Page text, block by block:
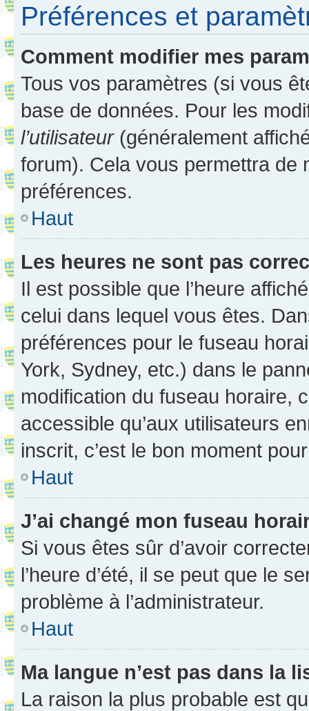
Préférences et
Comment modifier mes
Tous vos paramètres (si vous
base de données. Pour les
l’utilisateur(généralement
forum). Cela vous permettra de
préférences.
Haut
Les heures ne sont pas
Il est possible que l’heure
celui dans lequel vous êtes.
préférences pour le fuseau
York, Sydney, etc.) dans le
modification du fuseau horaire,
accessible qu’aux utilisateurs
inscrit, c’est le bon moment
Haut
J’ai changé mon fuseau
Si vous êtes sûr d’avoir
l’heure d’été, il se peut que le
problème à l’administrateur.
Haut
Ma langue n’est pas dans la
La raison la plus probable est